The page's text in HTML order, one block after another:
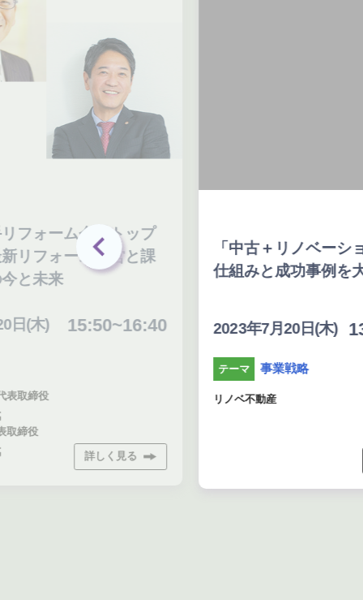
ォーム会社トップ
フォーム経営と課
と未来
(木) 15:50~16:40
取締役
締役
詳しく見る
「中古＋リノベーショ
仕組みと成功事例を大
2023年7月20日(木)
テーマ 事業戦略
リノベ不動産